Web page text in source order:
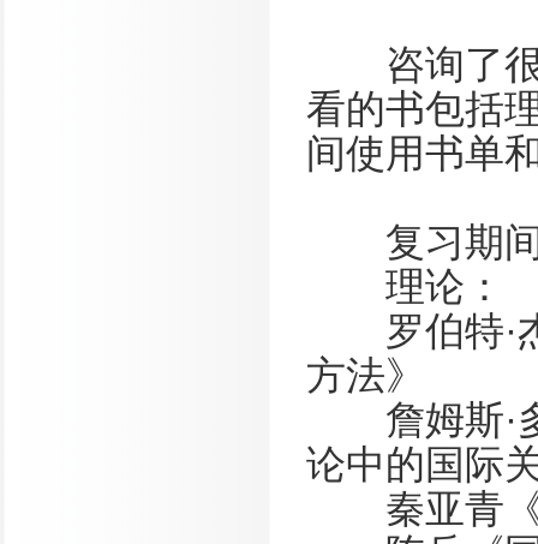
咨询了很
看的书包括
间使用书单
复习期间
理论：
罗伯特·杰
方法》
詹姆斯·多
论中的国际
秦亚青《